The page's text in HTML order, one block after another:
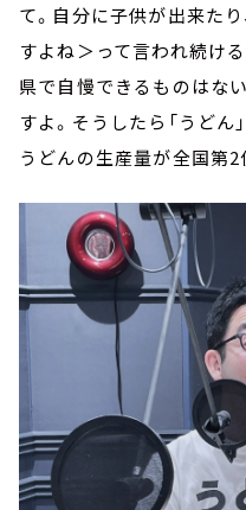
て。自分に子供が出来た
すよね＞って言われ続け
県で自慢できるものはな
すよ。そうしたら「うどん
うどんの生産量が全国第2